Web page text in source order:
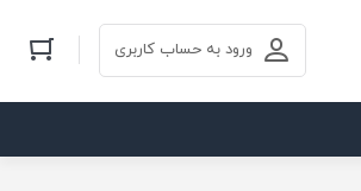
ورود به حساب کاربری